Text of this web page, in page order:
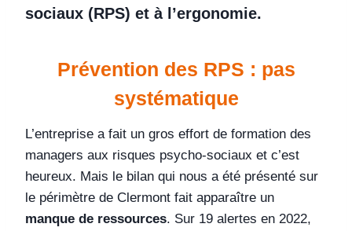
sociaux (RPS) et à l’ergonomie.
Prévention des RPS : pas
systématique
L’entreprise a fait un gros effort de formation des
managers aux risques psycho-sociaux et c’est
heureux. Mais le bilan qui nous a été présenté sur
le périmètre de Clermont fait apparaître un
manque de ressources. Sur 19 alertes en 2022,